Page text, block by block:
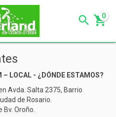
0
– LOCAL - ¿DÓNDE ESTAMOS?
Avda. Salta 2375, Barrio
de Rosario.
Oroño.